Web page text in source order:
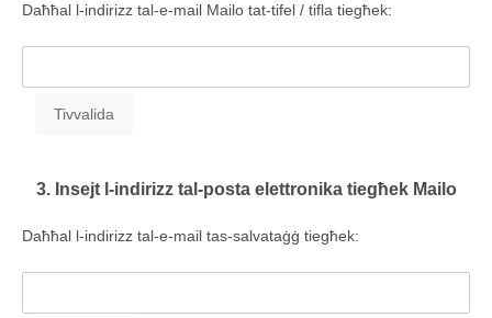
Daħħal l-indirizz tal-e-mail Mailo tat-tifel / tifla tiegħek:
3. Insejt l-indirizz tal-posta elettronika tiegħek Mailo
Daħħal l-indirizz tal-e-mail tas-salvataġġ tiegħek: